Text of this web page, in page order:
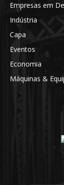
Empresas em
Indústria
Capa
Eventos
Economia
Máquinas &